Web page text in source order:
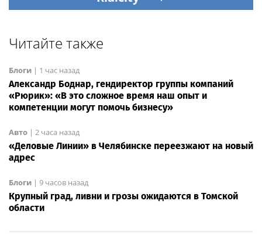
Читайте также
Блоги | 1 час назад
Александр Боднар, гендиректор группы компаний
«Рюрик»: «В это сложное время наш опыт и
компетенции могут помочь бизнесу»
Авто | 2 часа назад
«Деловые Линии» в Челябинске переезжают на новый
адрес
Блоги | 9 часов назад
Крупный град, ливни и грозы ожидаются в Томской
области